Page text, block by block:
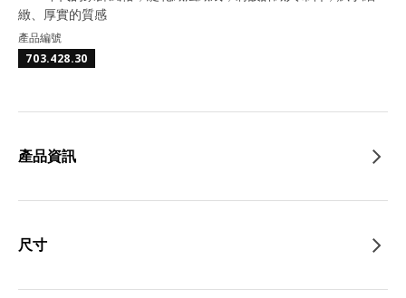
緻、厚實的質感
產品編號
703.428.30
產品資訊
尺寸